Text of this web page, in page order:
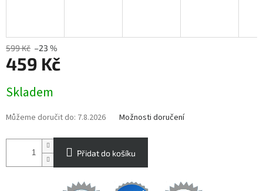
599 Kč –23 %
459 Kč
cena:
Skladem
Můžeme doručit do: 7.8.2026 Možnosti doručení
Přidat do košíku